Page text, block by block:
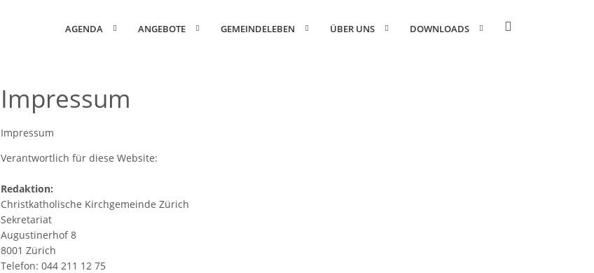
AGENDA ANGEBOTE GEMEINDELEBEN ÜBER UNS DOWNLOADS
Impressum
Impressum
Verantwortlich für diese Website:
Redaktion:
Christkatholische Kirchgemeinde Zürich
Sekretariat
Augustinerhof 8
8001 Zürich
Telefon: 044 211 12 75